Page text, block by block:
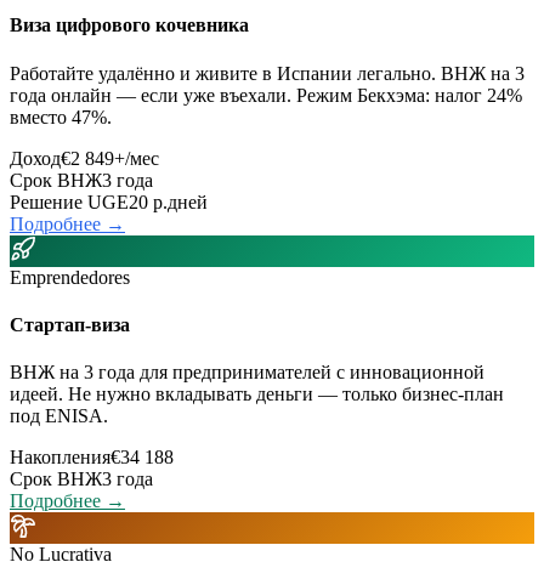
Виза цифрового кочевника
Работайте удалённо и живите в Испании легально. ВНЖ на 3
года онлайн — если уже въехали. Режим Бекхэма: налог 24%
вместо 47%.
Доход€2 849+/мес
Срок ВНЖ3 года
Решение UGE20 р.дней
Подробнее →
Emprendedores
Стартап-виза
ВНЖ на 3 года для предпринимателей с инновационной
идеей. Не нужно вкладывать деньги — только бизнес-план
под ENISA.
Накопления€34 188
Срок ВНЖ3 года
Подробнее →
No Lucrativa